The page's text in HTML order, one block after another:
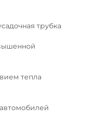
трубка
тепла